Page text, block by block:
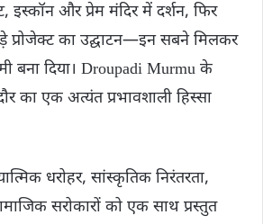
इस्कॉन और प्रेम मंदिर में दर्शन, फिर
प्रोजेक्ट का उद्घाटन—इन सबने मिलकर
बना दिया। Droupadi Murmu के
का एक अत्यंत प्रभावशाली हिस्सा
धरोहर, सांस्कृतिक निरंतरता,
सरोकारों को एक साथ प्रस्तुत